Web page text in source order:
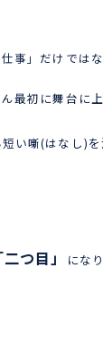
事」だけではな
最初に舞台に
い噺(はなし)
二つ目」 にな